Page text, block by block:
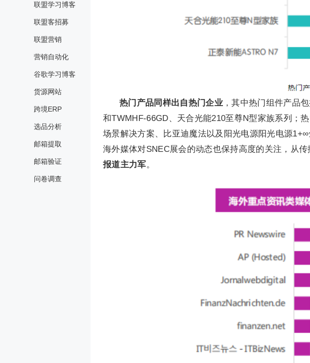
联盟学习博客
联盟客招募
联盟营销
营销自动化
谷歌学习博客
货源网站
跨境ERP
选品分析
邮箱提取
邮箱验证
问卷调查
热门产品同样出自热门企业，其中热门组件产品
和TWMHF-66GD、天合光能210至尊N型家族系列；
场景解决方案、比亚迪魔法以及阳光电源阳光电源1+∞
海外媒体对SNEC展会的动态也保持高度的关注，从传
报道主力军。